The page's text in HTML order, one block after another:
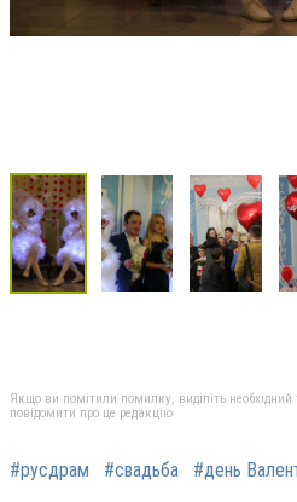
Якщо ви помітили помилку, виділіть необхідний
повідомити про це редакцію
#русдрам #свадьба #день